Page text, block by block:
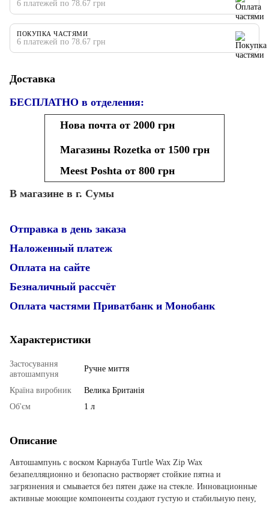
6 платежей по 78.67 грн
ПОКУПКА ЧАСТЯМИ
6 платежей по 78.67 грн
Доставка
БЕСПЛАТНО в отделения:
Нова почта от 2000 грн
Магазины Rozetka от 1500 грн
Meest Poshta от 800 грн
В магазине в г. Сумы
Отправка в день заказа
Наложенный платеж
Оплата на сайте
Безналичный рассчёт
Оплата частями Приватбанк и Монобанк
Характеристики
Застосування
автошампуня
Ручне миття
Країна виробник
Велика Британія
Об'єм
1 л
Описание
Автошампунь с воском Карнауба Turtle Wax Zip Wax
безапелляционно и безопасно растворяет стойкие пятна и
загрязнения и смывается без пятен даже на стекле. Инновационные
активные моющие компоненты создают густую и стабильную пену,